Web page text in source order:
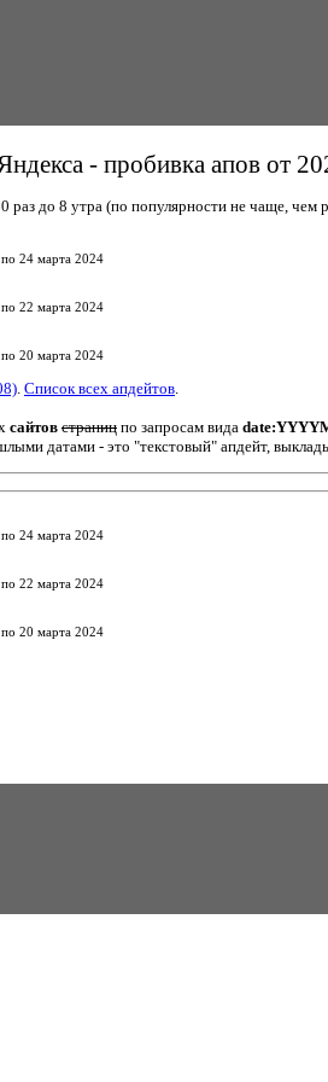
- пробивка апов от
раз до 8 утра (по популярности не чаще, чем
24 марта 2024
22 марта 2024
20 марта 2024
Список всех апдейтов
сайтов страниц по запросам вида
датами - это "текстовый" апдейт,
24 марта 2024
22 марта 2024
20 марта 2024